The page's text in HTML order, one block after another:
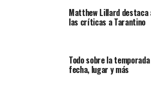
Matthew Lillard
las críticas a Tarantino
Todo sobre la
fecha, lugar y más